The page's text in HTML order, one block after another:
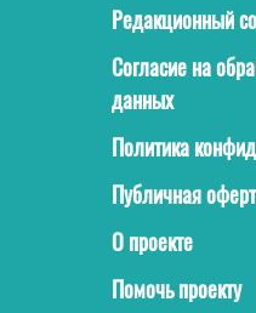
Редакционный
Согласие на
данных
Политика
Публичная
О проекте
Помочь проекту